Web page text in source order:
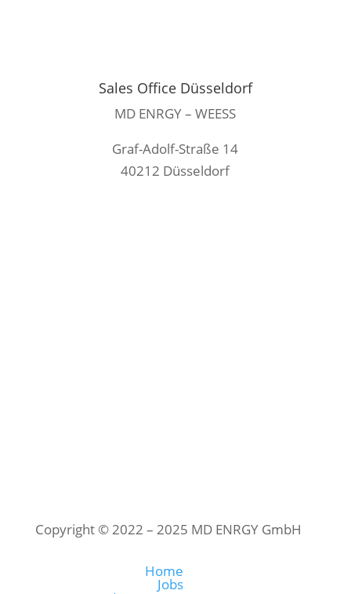
Sales Office Düsseldorf
MD ENRGY – WEESS
Graf-Adolf-Straße 14
40212 Düsseldorf
Copyright © 2022 – 2025 MD ENRGY GmbH
Home
Jobs